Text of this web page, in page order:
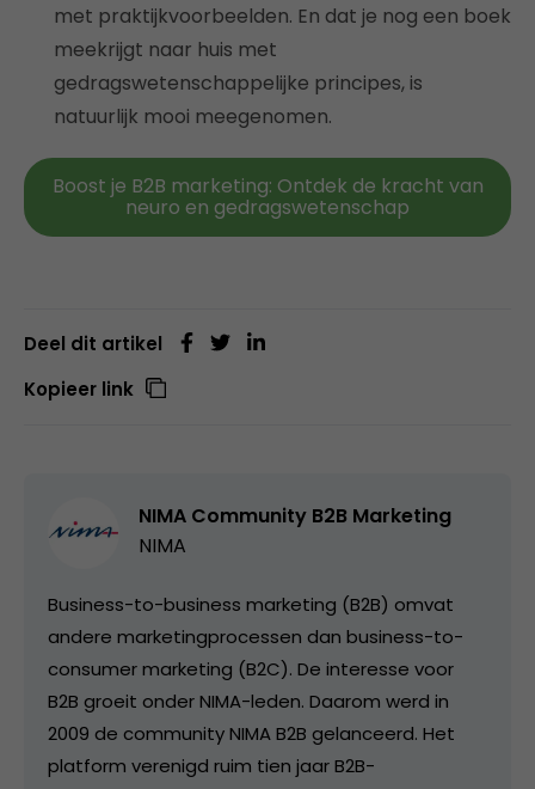
met praktijkvoorbeelden. En dat je nog een boek
meekrijgt naar huis met
gedragswetenschappelijke principes, is
natuurlijk mooi meegenomen.
Boost je B2B marketing: Ontdek de kracht van
neuro en gedragswetenschap
Deel dit artikel
Kopieer link
NIMA Community B2B Marketing
NIMA
Business-to-business marketing (B2B) omvat
andere marketingprocessen dan business-to-
consumer marketing (B2C). De interesse voor
B2B groeit onder NIMA-leden. Daarom werd in
2009 de community NIMA B2B gelanceerd. Het
platform verenigd ruim tien jaar B2B-